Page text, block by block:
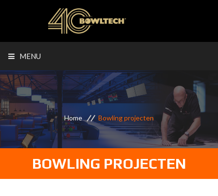
MENU
Home Bowling projecten
BOWLING PROJECTEN